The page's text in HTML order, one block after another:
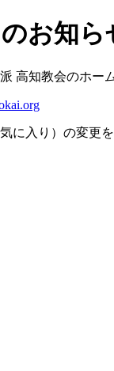
お知ら
高知教会のホー
に入り）の変更